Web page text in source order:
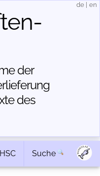
der
des
de en
HSC Suche